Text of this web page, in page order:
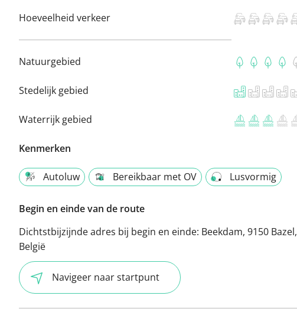
Hoeveelheid verkeer
Natuurgebied
Stedelijk gebied
Waterrijk gebied
Kenmerken
Autoluw Bereikbaar met OV Lusvormig
Begin en einde van de route
Dichtstbijzijnde adres bij begin en einde: Beekdam, 9150 Bazel,
België
Navigeer naar startpunt